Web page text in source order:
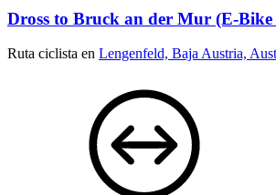
Dross to Bruck an der Mur (E-Bike
Ruta ciclista en Lengenfeld, Baja Austria,